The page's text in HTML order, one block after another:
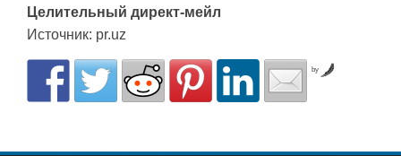
Целительный директ-мейл
Источник: pr.uz
by